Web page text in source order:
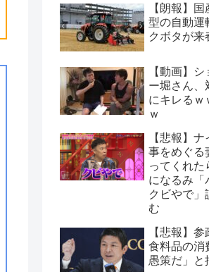
【朗報】
型の自動
クボタが来
【動画】
ー堀さん、
にキレるｗ
ｗ
【悲報】
事をめぐる
ってくれた
になるみ「
クビやで」
む
【悲報】参
食料品の消
愚策だ」と